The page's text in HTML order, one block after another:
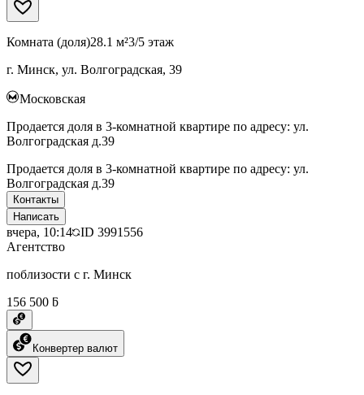
Комната (доля)28.1 м²3/5 этаж
г. Минск, ул. Волгоградская, 39
Московская
Продается доля в 3-комнатной квартире по адресу: ул.
Волгоградская д.39
Продается доля в 3-комнатной квартире по адресу: ул.
Волгоградская д.39
Контакты
Написать
вчера, 10:14 ID 3991556
Агентство
поблизости с г. Минск
156 500 ƃ
Конвертер валют